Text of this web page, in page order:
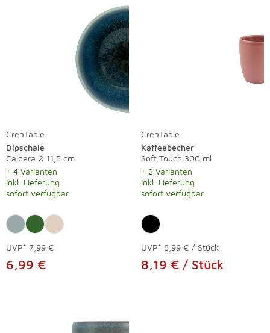
CreaTable
Dipschale
Caldera Ø 11,5 cm
+ 4 Varianten
inkl. Lieferung
sofort verfügbar
UVP* 7,99 €
6,99 €
CreaTable
Kaffeebecher
Soft Touch 300 ml
+ 2 Varianten
inkl. Lieferung
sofort verfügbar
UVP* 8,99 € / Stück
8,19 € / Stück